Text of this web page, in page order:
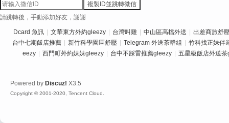
複製ID並跳轉微信
請跳轉後，手動添加好友，謝謝
Dcard 魚訊 文華東方外約gleezy 台灣叫雞 中山區高檔外送
出差商旅舒
台中七期飯店推薦
新竹科學園區舒壓 Telegram 外送茶群組
竹科找正妹伴
eezy
西門町外約妹妹gleezy 台中不踩雷推薦gleezy 五星級飯店外送
Powered by Discuz! X3.5
Copyright © 2001-2020, Tencent Cloud.